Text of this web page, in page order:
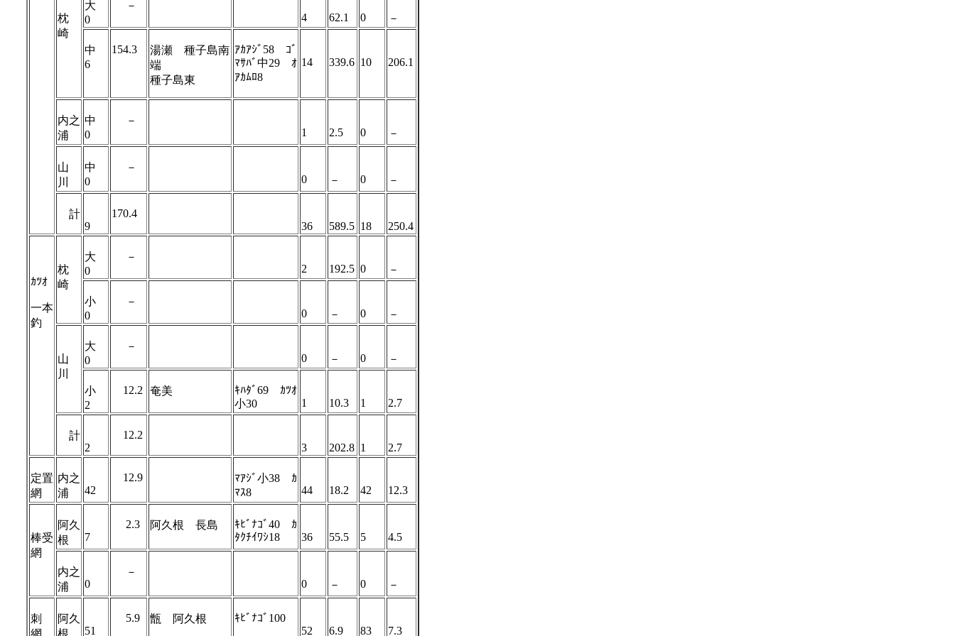
枕
崎
大
0
－
4
62.1 0 －
中
6
154.3
湯瀬 種子島南
端
種子島東
ｱｶｱｼﾞ58 ｺﾞ
ﾏｻﾊﾞ中29 ｵ
ｱｶﾑﾛ8
14 339.6 10 206.1
内之
浦
中
0
－
1
2.5 0 －
山
川
中
0
－
0
－ 0 －
計
9
170.4
36
589.5 18 250.4
ｶﾂｵ
一本
釣
枕
崎
大
0
－
2
192.5 0 －
小
0
－
0
－ 0 －
山
川
大
0
－
0
－ 0 －
小
2
12.2 奄美
ｷﾊﾀﾞ69 ｶﾂｵ
小30
1 10.3 1 2.7
計
2
12.2
3
202.8 1 2.7
定置
網
内之
浦
42
12.9
ﾏｱｼﾞ小38 ｶ
ﾏｽ8
44 18.2 42 12.3
棒受
網
阿久
根
7
2.3 阿久根 長島
ｷﾋﾞﾅｺﾞ40 ｶ
ﾀｸﾁｲﾜｼ18
36 55.5 5 4.5
内之
浦
0
－
0
－ 0 －
刺
網
阿久
根
51
5.9 甑 阿久根
ｷﾋﾞﾅｺﾞ100
52
6.9 83 7.3